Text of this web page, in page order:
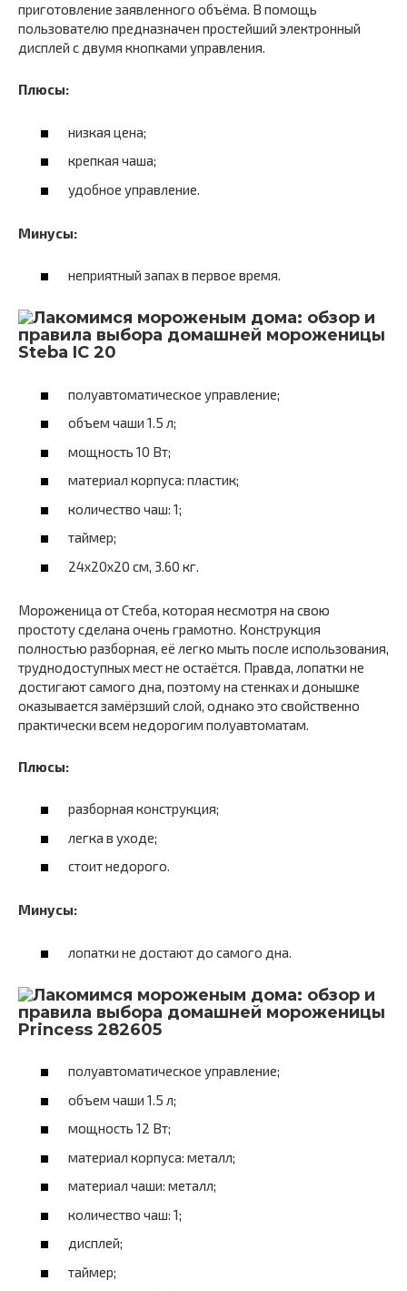
приготовление заявленного объёма. В помощь
пользователю предназначен простейший электронный
дисплей с двумя кнопками управления.
Плюсы:
низкая цена;
крепкая чаша;
удобное управление.
Минусы:
неприятный запах в первое время.
Steba IC 20
полуавтоматическое управление;
объем чаши 1.5 л;
мощность 10 Вт;
материал корпуса: пластик;
количество чаш: 1;
таймер;
24x20x20 см, 3.60 кг.
Мороженица от Стеба, которая несмотря на свою
простоту сделана очень грамотно. Конструкция
полностью разборная, её легко мыть после использования,
труднодоступных мест не остаётся. Правда, лопатки не
достигают самого дна, поэтому на стенках и донышке
оказывается замёрзший слой, однако это свойственно
практически всем недорогим полуавтоматам.
Плюсы:
разборная конструкция;
легка в уходе;
стоит недорого.
Минусы:
лопатки не достают до самого дна.
Princess 282605
полуавтоматическое управление;
объем чаши 1.5 л;
мощность 12 Вт;
материал корпуса: металл;
материал чаши: металл;
количество чаш: 1;
дисплей;
таймер;